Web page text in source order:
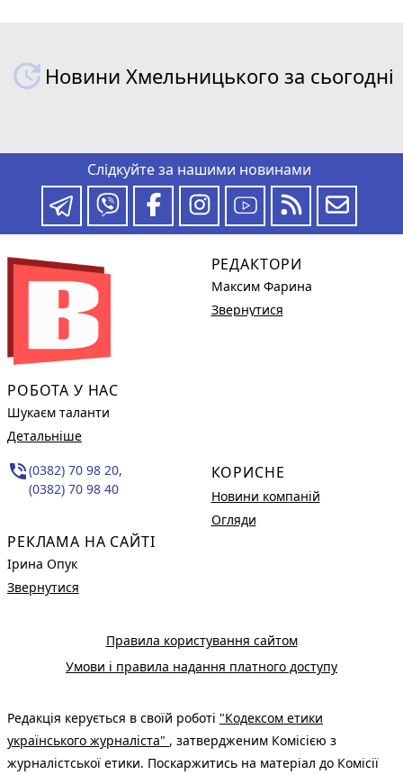
Новини Хмельницького за сьогодні
Слідкуйте за нашими новинами
РОБОТА У НАС
Шукаєм таланти
Детальніше
phone_in_talk(0382) 70 98 20,
(0382) 70 98 40
РЕКЛАМА НА САЙТІ
Ірина Опук
Звернутися
РЕДАКТОРИ
Максим Фарина
Звернутися
КОРИСНЕ
Новини компаній
Огляди
Правила користування сайтом
Умови і правила надання платного доступу
Редакція керується в своїй роботі "Кодексом етики
українського журналіста" , затвердженим Комісією з
журналістської етики. Поскаржитись на матеріал до Комісії